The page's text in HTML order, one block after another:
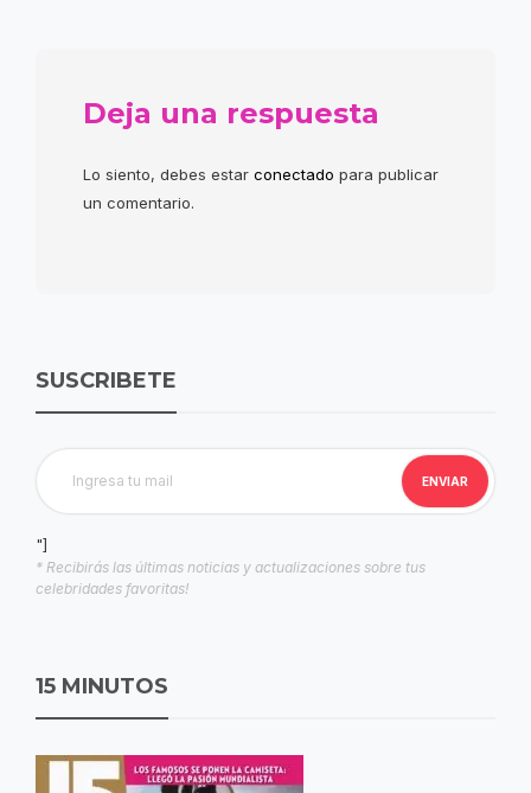
Deja una respuesta
Lo siento, debes estar conectado para publicar
un comentario.
SUSCRIBETE
"]
* Recibirás las últimas noticias y actualizaciones sobre tus
celebridades favoritas!
15 MINUTOS